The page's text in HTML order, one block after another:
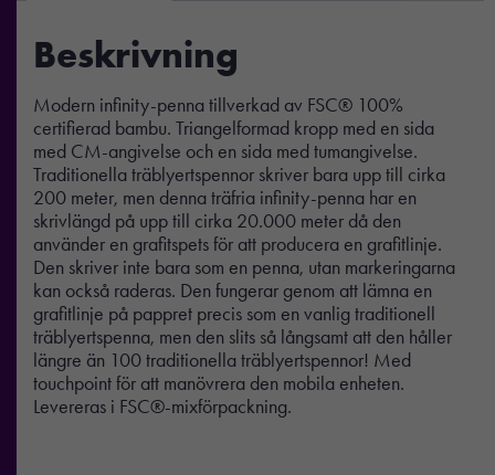
Beskrivning
Modern infinity-penna tillverkad av FSC® 100%
certifierad bambu. Triangelformad kropp med en sida
med CM-angivelse och en sida med tumangivelse.
Traditionella träblyertspennor skriver bara upp till cirka
200 meter, men denna träfria infinity-penna har en
skrivlängd på upp till cirka 20.000 meter då den
använder en grafitspets för att producera en grafitlinje.
Den skriver inte bara som en penna, utan markeringarna
kan också raderas. Den fungerar genom att lämna en
grafitlinje på pappret precis som en vanlig traditionell
träblyertspenna, men den slits så långsamt att den håller
längre än 100 traditionella träblyertspennor! Med
touchpoint för att manövrera den mobila enheten.
Levereras i FSC®-mixförpackning.